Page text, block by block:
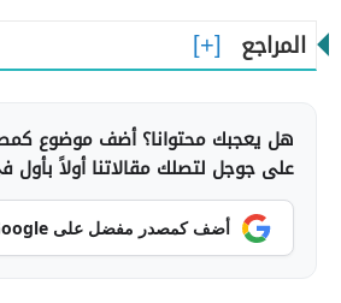
المراجع
هل يعجبك محتوانا؟ أضف موضوع
على جوجل لتصلك مقالاتنا أولاً بأول
أضف كمصدر مفضل على Google